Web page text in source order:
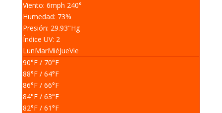
Viento: 6mph 240°
Humedad: 73%
Presión: 29.93"Hg
Índice UV: 2
LunMarMiéJueVie
90°F/ 70°F
88°F/ 64°F
86°F/ 66°F
84°F/ 63°F
82°F/ 61°F